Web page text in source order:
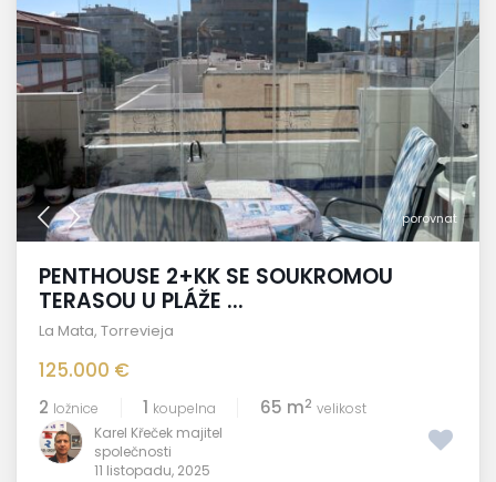
porovnat
PENTHOUSE 2+KK SE SOUKROMOU
TERASOU U PLÁŽE ...
La Mata, Torrevieja
125.000 €
2 ložnice 1 koupelna 65 m2 velikost
Karel Křeček majitel
společnosti
11 listopadu, 2025